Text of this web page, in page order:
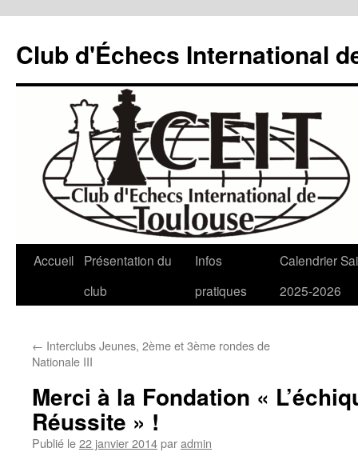
contenu
Club d'Échecs International
Accueil
Présentation du
club
Infos
pratiques
Calendrier
2025-2026
← Interclubs Jeunes, 2ème et 3ème rondes de
Nationale III
Merci à la Fondation «
Réussite » !
Publié le22 janvier 2014paradmin